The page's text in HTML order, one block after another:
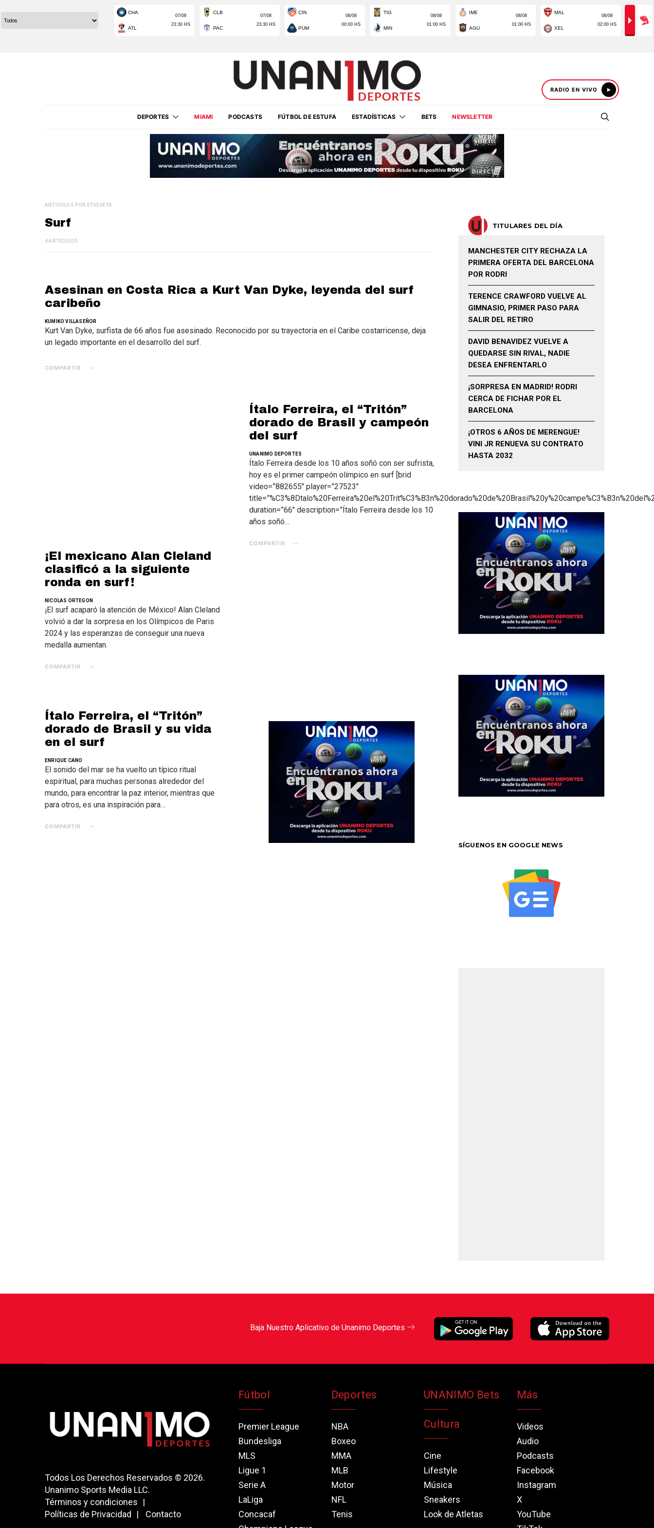
RADIO EN VIVO
DEPORTES MIAMI PODCASTS FÚTBOL DE ESTUFA ESTADÍSTICAS BETS NEWSLETTER
ARTÍCULOS POR ETIQUETA
Surf
4 ARTÍCULOS
Asesinan en Costa Rica a Kurt Van Dyke, leyenda del surf
caribeño
KUMIKO VILLASEÑOR
Kurt Van Dyke, surfista de 66 años fue asesinado. Reconocido por su trayectoria en el Caribe costarricense, deja
un legado importante en el desarrollo del surf.
COMPARTIR
¡El mexicano Alan Cleland
clasificó a la siguiente
ronda en surf!
NICOLAS ORTEGON
¡El surf acaparó la atención de México! Alan Cleland
volvió a dar la sorpresa en los Olímpicos de Paris
2024 y las esperanzas de conseguir una nueva
medalla aumentan.
COMPARTIR
Ítalo Ferreira, el “Tritón”
dorado de Brasil y campeón
del surf
UNANIMO DEPORTES
Ítalo Ferreira desde los 10 años soñó con ser sufrista,
hoy es el primer campeón olímpico en surf [brid
video=”882655″ player=”27523″
duration=”66″ description=”Ítalo Ferreira desde los 10
años soñó…
COMPARTIR
Ítalo Ferreira, el “Tritón”
dorado de Brasil y su vida
en el surf
ENRIQUE CANO
El sonido del mar se ha vuelto un típico ritual
espiritual, para muchas personas alrededor del
mundo, para encontrar la paz interior, mientras que
para otros, es una inspiración para…
COMPARTIR
TITULARES DEL DÍA
MANCHESTER CITY RECHAZA LA
PRIMERA OFERTA DEL BARCELONA
POR RODRI
TERENCE CRAWFORD VUELVE AL
GIMNASIO, PRIMER PASO PARA
SALIR DEL RETIRO
DAVID BENAVIDEZ VUELVE A
QUEDARSE SIN RIVAL, NADIE
DESEA ENFRENTARLO
¡SORPRESA EN MADRID! RODRI
CERCA DE FICHAR POR EL
BARCELONA
¡OTROS 6 AÑOS DE MERENGUE!
VINI JR RENUEVA SU CONTRATO
HASTA 2032
SÍGUENOS EN GOOGLE NEWS
Baja Nuestro Aplicativo de Unanimo Deportes
Todos Los Derechos Reservados © 2026.
Unanimo Sports Media LLC.
Términos y condiciones
Políticas de Privacidad
Contacto
Fútbol
Premier League
Bundesliga
MLS
Ligue 1
Serie A
LaLiga
Concacaf
Deportes
NBA
Boxeo
MMA
MLB
Motor
NFL
Tenis
UNANIMO Bets
Cultura
Cine
Lifestyle
Música
Sneakers
Look de Atletas
Más
Videos
Audio
Podcasts
Facebook
Instagram
X
YouTube